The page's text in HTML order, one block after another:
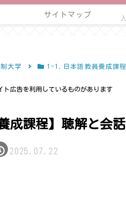
サイトマップ
大学 1-1.日本語教員養成課程
広告を利用しているものがあります
成課程】聴解と会
2025.07.22